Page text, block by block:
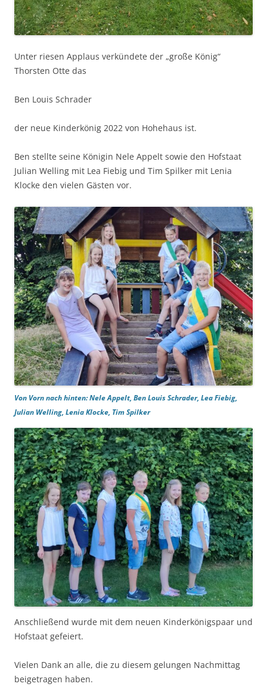
Unter riesen Applaus verkündete der „große König“
Thorsten Otte das
Ben Louis Schrader
der neue Kinderkönig 2022 von Hohehaus ist.
Ben stellte seine Königin Nele Appelt sowie den Hofstaat
Julian Welling mit Lea Fiebig und Tim Spilker mit Lenia
Klocke den vielen Gästen vor.
Von Vorn nach hinten: Nele Appelt, Ben Louis Schrader, Lea Fiebig,
Julian Welling, Lenia Klocke, Tim Spilker
Anschließend wurde mit dem neuen Kinderkönigspaar und
Hofstaat gefeiert.
Vielen Dank an alle, die zu diesem gelungen Nachmittag
beigetragen haben.